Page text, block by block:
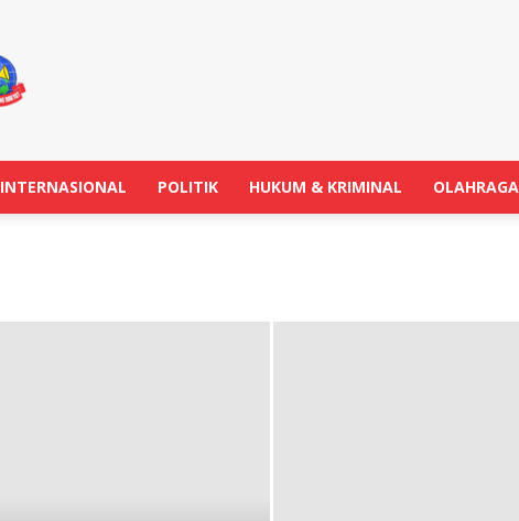
INTERNASIONAL POLITIK HUKUM & KRIMINAL OLAHRAGA